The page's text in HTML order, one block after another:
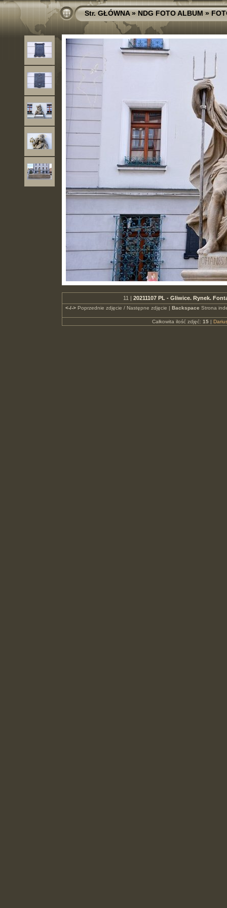
Str. GŁÓWNA»NDG FOTO ALBUM»
11 | 20211107 PL - Gliwice. Rynek.
<-/->Poprzednie zdjęcie / Następne zdjęcie | Backspace Strona
Całkowita ilość zdjęć: 15|